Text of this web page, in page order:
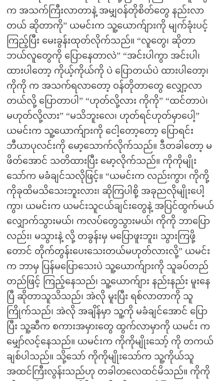
က အသက်ကြီးလာတာနဲ့ အမျှဝန်တိုစိတ်တွေ နည်းလာ
တယ် ဆိုတာကို” ယမင်းက သူ့ယောက်ျားကို မျက်ခုံးပင့်
ကြည့်ပြီး မေးခွန်းထုတ်လိုက်သည်။ “လူတွေ၊ ဆိုတာ
ဘယ်လူတွေကို ပြောနေတာလဲ” “အင်းပါကွာ အင်းပါ၊
ထားပါတော့ ကိုယ့်ကိုယ်ကို ပဲ ပြောတယ်ပဲ ထားပါတော့၊
ကိုကို က အသက်ရလာတော့ ဝန်တိုတာတွေ လျှော့လာ
တယ်လို့ ပြောတာပါ” “ဟုတ်လို့လား ကိုကို” “ထင်တာပဲ၊
မဟုတ်လို့လား” “မသိဘူးလေ၊ ဟုတ်ရင်ဟုတ်မှာပေါ့”
ယမင်းက သူ့ယောက်ျားကို ငေါ့တော့တော့ ပြောရင်း
ဘီယာပုလင်းကို မော့သောက်လိုက်သည်။ ဒီတခါတော့ မ
ဖိတ်အောင် သတိထားပြီး မော့လိုက်သည်။ ကိုကိုမျိုး
သော်က မခံချင်သလိုဖြင့်။ “ယမင်းက လည်းကွာ၊ ကိုကို့
ကိုခုထိမသိသေးဘူးလား၊ ဆိုကြပါစို့ အခုညလိုမျိုးပေါ့
ကွာ၊ ယမင်းက ယမင်းသူငယ်ချင်းတွေနဲ့ အပြင်ထွက်မယ်
လျှောက်သွားမယ်၊ ကလပ်တွေသွားမယ်၊ ကိုကို ဘာပြော
လည်း၊ မသွားနဲ့ လို့ တခွန်းမှ မပြောဖူးဘူး၊ သွားကြဖို့
တောင် တိုက်တွန်းပေးသေးတယ်မဟုတ်လားလို့” ယမင်း
က ဘာမှ ပြန်မပြောသေးပဲ သူ့ယောက်ျားကို သူခပ်တည်
တည်ဖြင့် ကြည့်နေသည်၊ သူ့ယောက်ျား နည်းနည်း မူးနေ
ပြီ ဆိုတာသူသိသည်၊ အဲလို မူးပြီး ရစ်လာတာကို သူ
ကြိုက်သည်၊ အဲလို အချိန်မှာ သူ့ကို မခံချင်အောင် ပြော
ပြီး သူ့ဆီက စကားအမှားတွေ ထွက်လာမှာကို ယမင်း က
မျှော်လင့်နေသည်။ ယမင်းက ကိုကိုမျိုးသော့် ကို တကယ်
ချစ်ပါသည်။ သို့သော် ကိုကိုမျိုးသော်က သူ့ကိုယ်သူ
အထင်ကြီးလွန်းသည်ဟု တခါတလေထင်မိသည်။ ကိုကို